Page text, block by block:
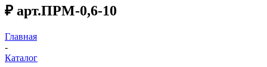
₽ арт.ПРМ-0,6-10
Главная
-
Каталог